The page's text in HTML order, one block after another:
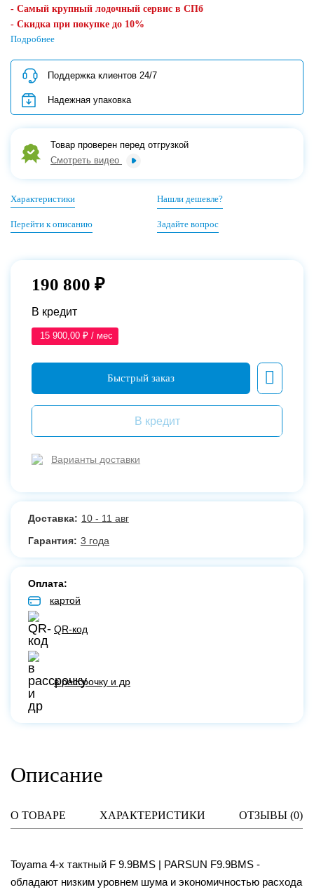
- Самый крупный лодочный сервис в СПб
- Скидка при покупке до 10%
- Поддержка клиентов 24/7
- Надежная упаковка товара для регионов
Кредит/Рассрочка/QR-код/Картой банка
Подробнее
Поддержка клиентов 24/7
Надежная упаковка
Товар проверен перед отгрузкой
Смотреть видео
Характеристики
Перейти к описанию
Нашли дешевле?
Задайте вопрос
190 800 ₽
В кредит
15 900,00 ₽ / мес
В кредит
Варианты доставки
Доставка: 10 - 11 авг
Гарантия: 3 года
Оплата:
картой
QR-код
в рассрочку и др
Описание
О ТОВАРЕ ХАРАКТЕРИСТИКИ ОТЗЫВЫ (0)
Toyama 4-х тактный F 9.9BMS | PARSUN F9.9BMS -
обладают низким уровнем шума и экономичностью расхода